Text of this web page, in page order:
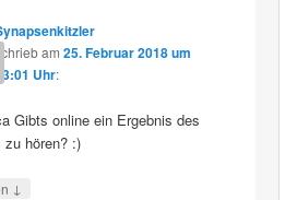
schriebam25. Februar 2018 um
Uhr:
Gibts online ein Ergebnis des
zu hören? :)
↓